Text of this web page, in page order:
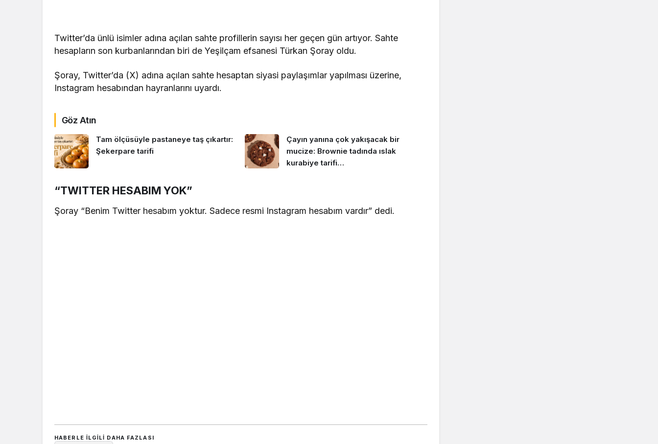
Twitter’da ünlü isimler adına açılan sahte profillerin sayısı her geçen gün artıyor. Sahte
hesapların son kurbanlarından biri de Yeşilçam efsanesi Türkan Şoray oldu.
Şoray, Twitter’da (X) adına açılan sahte hesaptan siyasi paylaşımlar yapılması üzerine,
Instagram hesabından hayranlarını uyardı.
Göz Atın
Tam ölçüsüyle pastaneye taş çıkartır:
Şekerpare tarifi
Çayın yanına çok yakışacak bir
mucize: Brownie tadında ıslak
kurabiye tarifi…
“TWITTER HESABIM YOK”
Şoray “Benim Twitter hesabım yoktur. Sadece resmi Instagram hesabım vardır” dedi.
HABERLE ILGILI DAHA FAZLASI